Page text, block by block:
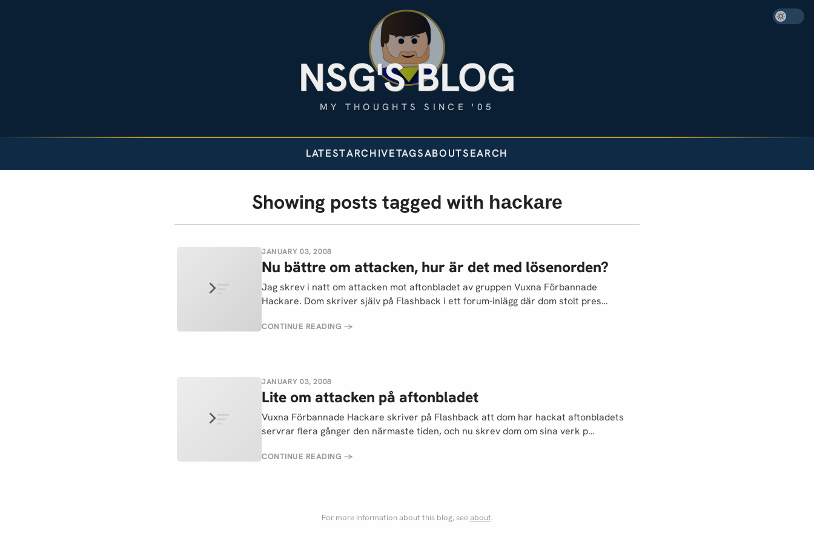
NSG'S BLOG
MY THOUGHTS SINCE '05
LATESTARCHIVETAGSABOUTSEARCH
Showing posts tagged with hackare
JANUARY 03, 2008
Nu bättre om attacken, hur är det med lösenorden?
Jag skrev i natt om attacken mot aftonbladet av gruppen Vuxna Förbannade
Hackare. Dom skriver själv på Flashback i ett forum-inlägg där dom stolt pres…
CONTINUE READING →
JANUARY 03, 2008
Lite om attacken på aftonbladet
Vuxna Förbannade Hackare skriver på Flashback att dom har hackat aftonbladets
servrar flera gånger den närmaste tiden, och nu skrev dom om sina verk p…
CONTINUE READING →
For more information about this blog, seeabout.